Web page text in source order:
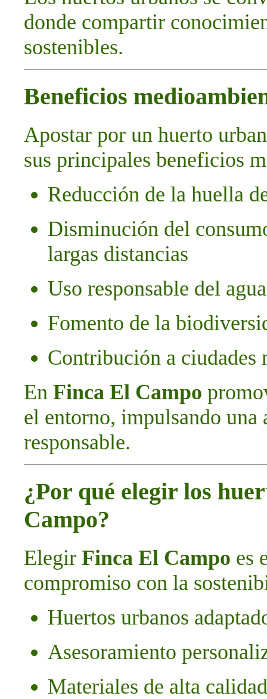
donde compartir
sostenibles.
Beneficios
Apostar por un huerto
sus principales beneficios
Reducción de la huella
Disminución del
largas distancias
Uso responsable del
Fomento de la
Contribución a ciudades
En Finca El Campo
el entorno, impulsando
responsable.
¿Por qué elegir los
Campo?
Elegir Finca El Campo es
compromiso con la
Huertos urbanos
Asesoramiento
Materiales de alta calidad